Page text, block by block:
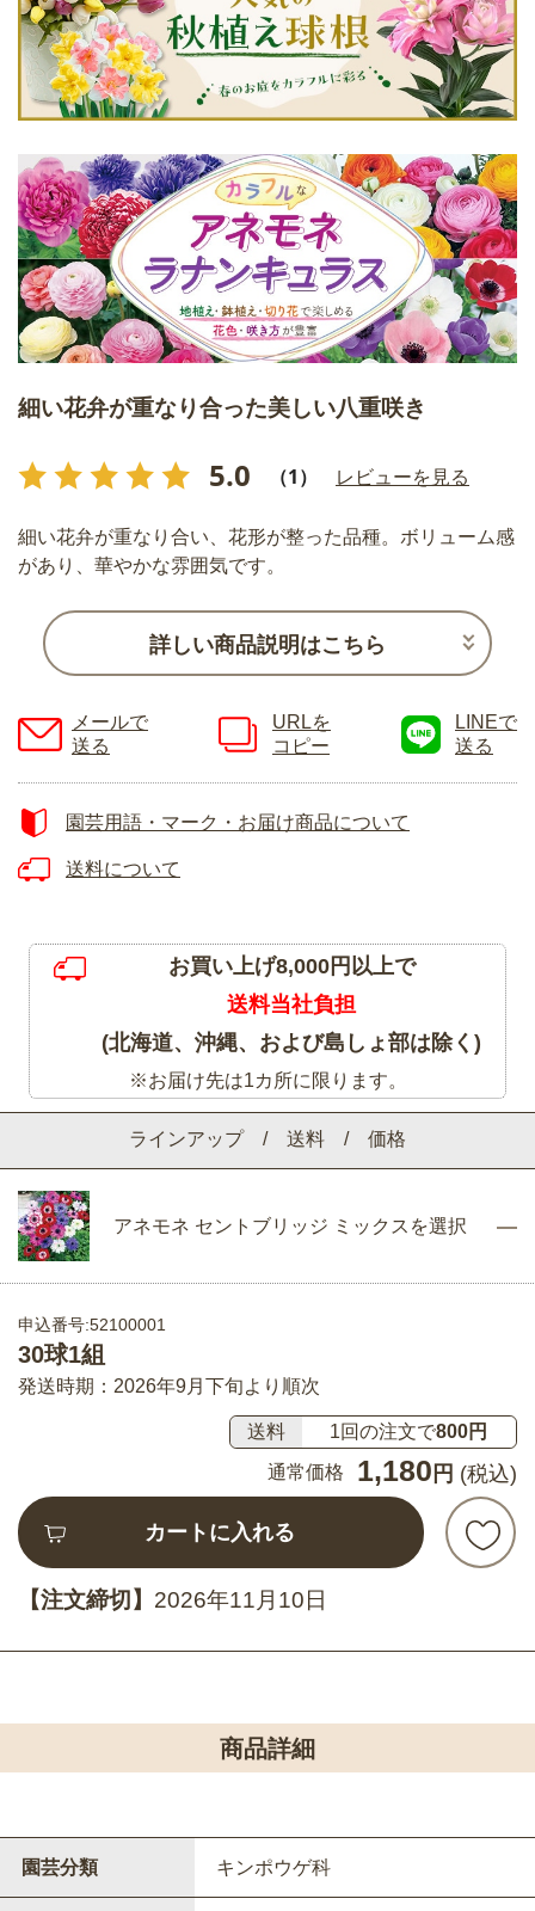
細い花弁が重なり合った美しい八重咲き
5.0 （1） レビューを見る
ラインアップ / 送料 / 価格
アネモネ セントブリッジ ミックスを選択
申込番号:52100001
30球1組
発送時期：2026年9月下旬より順次
送料 1回の注文で800円
通常価格
1,180 円 (税込)
カートに入れる
【注文締切】 2026年11月10日
細い花弁が重なり合い、花形が整った品種。ボリューム感
があり、華やかな雰囲気です。
詳しい商品説明はこちら
メールで
送る
URLを
コピー
LINEで
送る
園芸用語・マーク・お届け商品について
送料について
お買い上げ8,000円以上で
送料当社負担
(北海道、沖縄、および島しょ部は除く)
※お届け先は1カ所に限ります。
商品詳細
園芸分類 キンポウゲ科